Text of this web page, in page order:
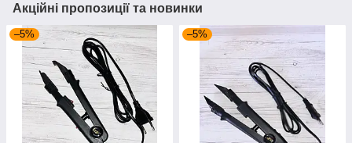
Акційні пропозиції та новинки
–5% –5%